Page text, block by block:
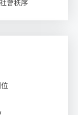
會秩序